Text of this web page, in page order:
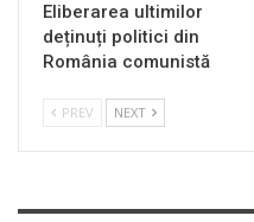
Eliberarea ultimilor
deținuți politici din
România comunistă
PREV NEXT